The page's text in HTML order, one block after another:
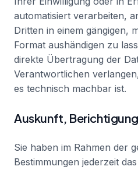
automatisiert verarbeiten,
Dritten in einem gängigen,
Format aushändigen zu
direkte Übertragung der
Verantwortlichen
es technisch machbar ist.
Auskunft,
Sie haben im Rahmen der
Bestimmungen jederzeit